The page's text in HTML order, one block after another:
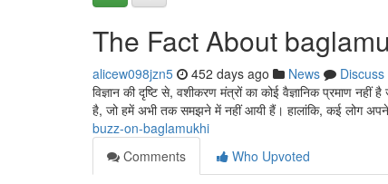
The Fact About
alicew098jzn5 452 days ago News
Discuss
विज्ञान की दृष्टि से, वशीकरण मंत्रों का कोई वैज्ञानिक प्रमाण
है, जो हमें अभी तक समझने में नहीं आयी हैं। हालांकि, कई लोग
buzz-on-baglamukhi
Comments
Who Upvoted